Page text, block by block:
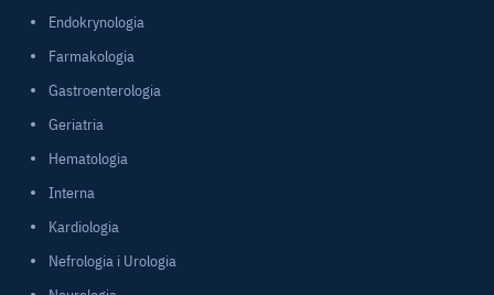
Endokrynologia
Farmakologia
Gastroenterologia
Geriatria
Hematologia
Interna
Kardiologia
Nefrologia i Urologia